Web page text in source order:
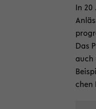
In
Das
auch
chen